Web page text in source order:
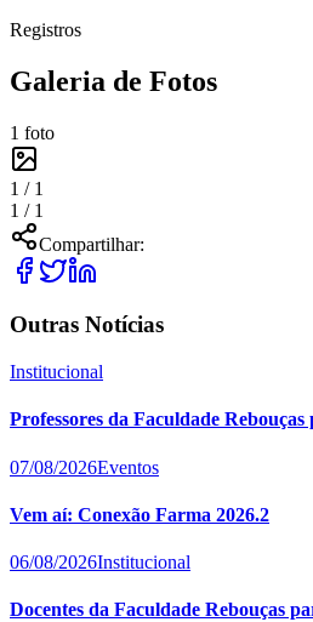
Registros
Galeria de Fotos
1 foto
1 / 1
1 / 1
Compartilhar:
Outras Notícias
Institucional
Professores da Faculdade
07/08/2026Eventos
Vem aí: Conexão Farma 2026.2
06/08/2026Institucional
Docentes da Faculdade Rebouças